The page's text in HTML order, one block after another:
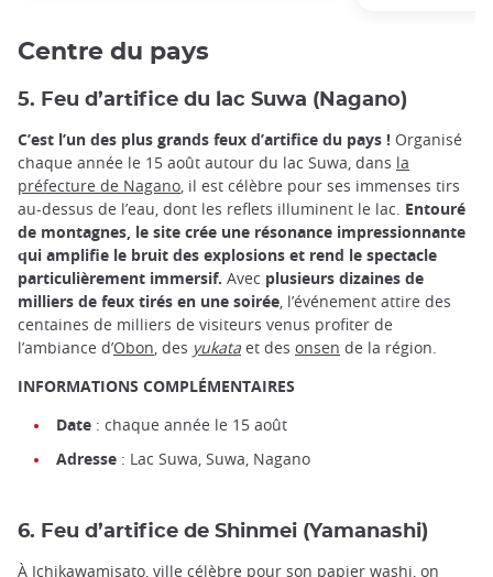
Centre du pays
5. Feu d’artifice du lac Suwa (Nagano)
C’est l’un des plus grands feux d’artifice du pays ! Organisé
chaque année le 15 août autour du lac Suwa, dans la
préfecture de Nagano, il est célèbre pour ses immenses tirs
au-dessus de l’eau, dont les reflets illuminent le lac. Entouré
de montagnes, le site crée une résonance impressionnante
qui amplifie le bruit des explosions et rend le spectacle
particulièrement immersif. Avec plusieurs dizaines de
milliers de feux tirés en une soirée, l’événement attire des
centaines de milliers de visiteurs venus profiter de
l’ambiance d’Obon, des yukata et des onsen de la région.
INFORMATIONS COMPLÉMENTAIRES
Date : chaque année le 15 août
Adresse : Lac Suwa, Suwa, Nagano
6. Feu d’artifice de Shinmei (Yamanashi)
À Ichikawamisato, ville célèbre pour son papier washi, on